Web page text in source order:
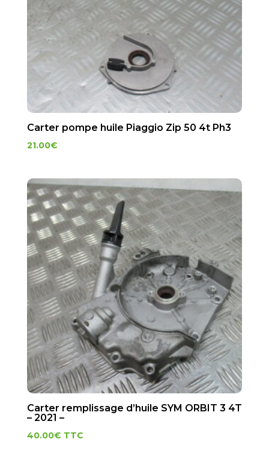
Carter pompe huile Piaggio Zip 50 4t Ph3
21.00€
Carter remplissage d’huile SYM ORBIT 3 4T
– 2021 –
40.00€ TTC